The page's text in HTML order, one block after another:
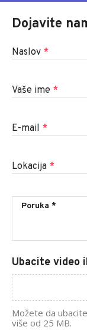
Dojavite
Naslov *
Vaše ime *
E-mail *
Lokacija *
Ubacite video
Možete da
više od 25 MB.